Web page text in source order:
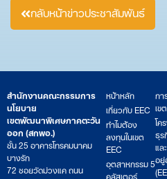
กลับหน้าข่าวประชาสัมพันธ์
สำนักงานคณะกรรมการ
นโยบาย
เขตพัฒนาพิเศษภาคตะวัน
ออก (สกพอ.)
ชั้น 25 อาคารโทรคมนาคม
บางรัก
72 ซอยวัดม่วงแค ถนน
หน้าหลัก
เกี่ยวกับ EEC
ทำไมต้อง
ลงทุนในเขต
EEC
อุตสาหกรรม 5
คลัสเตอร์
กา
เข
โค
ธุร
แล
อยู่